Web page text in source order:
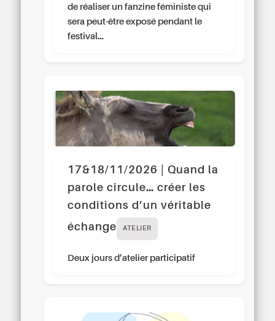
de réaliser un fanzine féministe qui
sera peut-être exposé pendant le
festival…
17&18/11/2026 | Quand la
parole circule… créer les
conditions d’un véritable
échange
ATELIER
Deux jours d’atelier participatif